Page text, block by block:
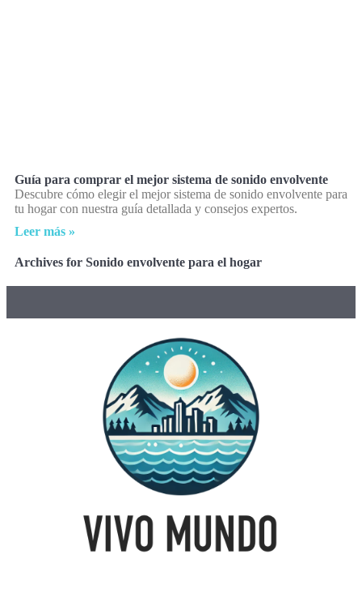
Guía para comprar el mejor sistema de sonido envolvente
Descubre cómo elegir el mejor sistema de sonido envolvente para
tu hogar con nuestra guía detallada y consejos expertos.
Leer más »
Archives for Sonido envolvente para el hogar